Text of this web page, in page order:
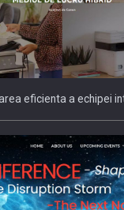
DIN MEDIUL DE
eficienta a echipei